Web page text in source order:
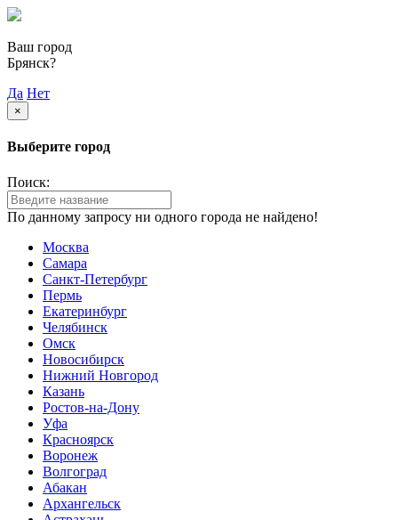
Ваш город
Брянск?
Да Нет
×
Выберите город
Поиск:
По данному запросу ни одного города не найдено!
Москва
Самара
Санкт-Петербург
Пермь
Екатеринбург
Челябинск
Омск
Новосибирск
Нижний Новгород
Казань
Ростов-на-Дону
Уфа
Красноярск
Воронеж
Волгоград
Абакан
Архангельск